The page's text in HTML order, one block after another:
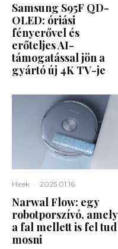
Samsung S95F QD-
OLED: óriási
fényerővel és
erőteljes AI-
támogatással jön a
gyártó új 4K TV-je
Hírek · 2025.01.16.
Narwal Flow: egy
robotporszívó, amely
a fal mellett is fel tud
mosni